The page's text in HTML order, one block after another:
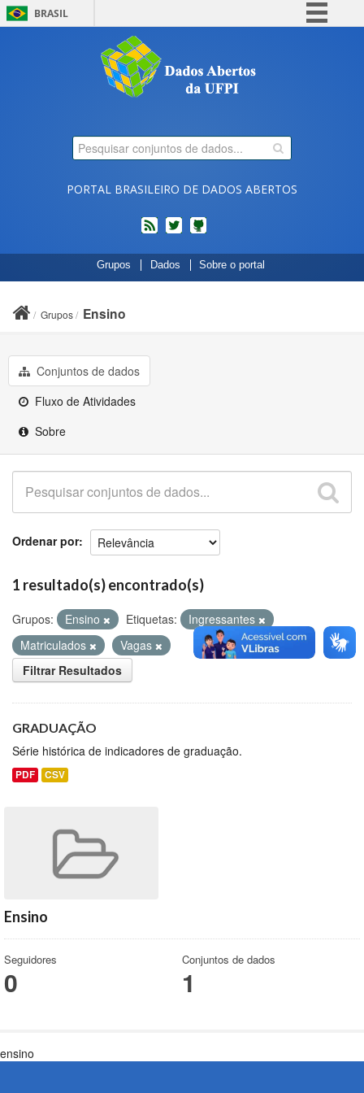
BRASIL
Comunica BR
Participe
Legislação
PORTAL BRASILEIRO DE DADOS ABERTOS
feed twitterCódigos
fonte
de
Grupos Dados Sobre o portal
Grupos Ensino
Conjuntos de dados
Fluxo de Atividades
Sobre
Ordenar por
1 resultado(s) encontrado(s)
Grupos: Ensino Etiquetas:
Ingressantes
Matriculados
Vagas
Filtrar Resultados
GRADUAÇÃO
Série histórica de indicadores de graduação.
PDF CSV
Ensino
Seguidores
0
Conjuntos de dados
1
ensino